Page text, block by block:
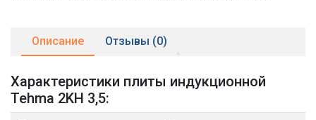
Описание Отзывы (0)
Характеристики плиты индукционной
Tehma 2KН 3,5: